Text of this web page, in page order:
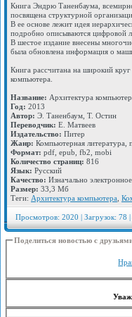
Книга Эндрю Таненбаума,
посвящена структурной
В ее основе лежит идея
подробно описываются цифровой
В шестое издание внесены
была обновлена информация о
Книга рассчитана на широкий
компьютера.
Название: Архитектура
Год: 2013
Автор: Э. Таненбаум, Т. Остин
Переводчик: Е. Матвеев
Издательство: Питер
Жанр: Компьютерная литература,
Формат: pdf, epub, fb2, mobi
Количество страниц: 816
Язык: Русский
Качество: Изначально
Размер: 33,3 Мб
Теги: Архитектура компьютера
Просмотров: 2020 | Загрузок: 78
Поделиться новостью с